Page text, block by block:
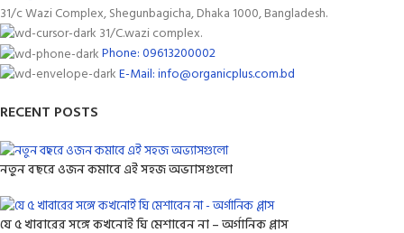
31/c Wazi Complex, Shegunbagicha, Dhaka 1000, Bangladesh.
31/C.wazi complex.
Phone: 09613200002
E-Mail: info@organicplus.com.bd
RECENT POSTS
নতুন বছরে ওজন কমাবে এই সহজ অভ্যাসগুলো
যে ৫ খাবারের সঙ্গে কখনোই ঘি মেশাবেন না – অর্গানিক প্লাস